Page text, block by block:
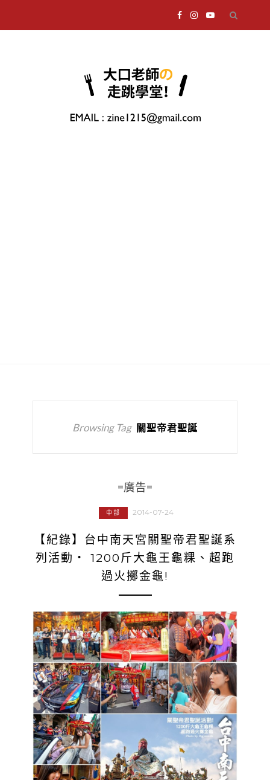
Browsing Tag 關聖帝君聖誕
=廣告=
中部 2014-07-24
【紀錄】台中南天宮關聖帝君聖誕系
列活動‧ 1200斤大龜王龜粿、超跑
過火擲金龜!